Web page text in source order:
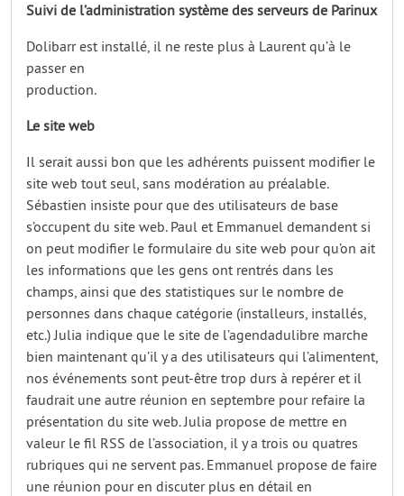
Suivi de l’administration système des serveurs de Parinux
Dolibarr est installé, il ne reste plus à Laurent qu’à le
passer en
production.
Le site web
Il serait aussi bon que les adhérents puissent modifier le
site web tout seul, sans modération au préalable.
Sébastien insiste pour que des utilisateurs de base
s’occupent du site web. Paul et Emmanuel demandent si
on peut modifier le formulaire du site web pour qu’on ait
les informations que les gens ont rentrés dans les
champs, ainsi que des statistiques sur le nombre de
personnes dans chaque catégorie (installeurs, installés,
etc.) Julia indique que le site de l’agendadulibre marche
bien maintenant qu’il y a des utilisateurs qui l’alimentent,
nos événements sont peut-être trop durs à repérer et il
faudrait une autre réunion en septembre pour refaire la
présentation du site web. Julia propose de mettre en
valeur le fil RSS de l’association, il y a trois ou quatres
rubriques qui ne servent pas. Emmanuel propose de faire
une réunion pour en discuter plus en détail en